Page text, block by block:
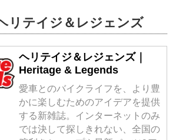
リテイジ＆レジェンズ
ヘリテイジ＆レジェンズ｜
Heritage & Legends
愛車とのバイクライフを、より豊
かに楽しむためのアイデアを提供
する新雑誌。インターネットのみ
では決して探しきれない、全国の